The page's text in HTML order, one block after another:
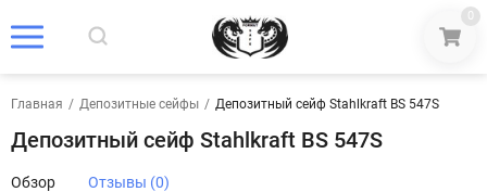
0
Главная / Депозитные сейфы / Депозитный сейф Stahlkraft BS 547S
Депозитный сейф Stahlkraft BS 547S
Обзор Отзывы (0)